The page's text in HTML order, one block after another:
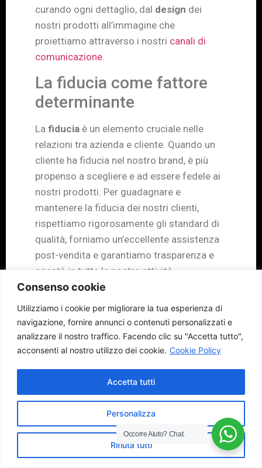
Consenso cookie
Utilizziamo i cookie per migliorare la tua esperienza di
navigazione, fornire annunci o contenuti personalizzati e
analizzare il nostro traffico. Facendo clic su "Accetta tutto",
acconsenti al nostro utilizzo dei cookie. Cookie Policy
Personalizza
Rifiuta tutti
Accetta tutti
curando ogni dettaglio, dal design dei
nostri prodotti all’immagine che
proiettiamo attraverso i nostri canali di
comunicazione
La fiducia come fattore
determinante
La fiducia è un elemento cruciale nelle
relazioni tra azienda e cliente. Quando un
cliente ha fiducia nel nostro brand, è più
propenso a scegliere e ad essere fedele ai
nostri prodotti. Per guadagnare e
mantenere la fiducia dei nostri clienti,
rispettiamo rigorosamente gli standard di
qualità, forniamo un’eccellente assistenza
post-vendita e garantiamo trasparenza e
onestà in tutte le nostre attività.
Costruire e mantenere la fiducia richiede
tempo e impegno costante. Siamo
consapevoli che un solo errore può minare
la fiducia dei nostri clienti, pertanto
lavoriamo costantemente per migliorare ed
Le 4p del marketing
mix: processo nel
marketing mix
Occorre Aiuto?Chat.